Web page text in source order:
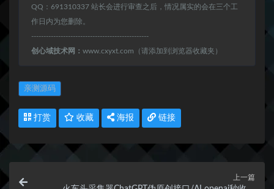
QQ：691310337 站长会进行审查之后，情况属实的会在三个工
作日内为您删除。
------------------------------------------------
创心域技术网： www.cxyxt.com（请添加到浏览器收藏夹）
亲测源码
打赏 收藏 海报 链接
上一篇